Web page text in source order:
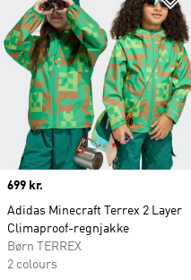
Price
699 kr.
Adidas Minecraft Terrex 2 Layer
Climaproof-regnjakke
Børn TERREX
2 colours